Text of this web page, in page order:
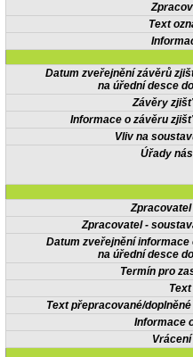
Text
Datum zveřejnění závěrů
na úřední desce
Závěry
Informace o závěru
Vliv na
Úřady
Zpracovatel -
Datum zveřejnění informace
na úřední desce
Termín pro
Text přepracované/
Informace